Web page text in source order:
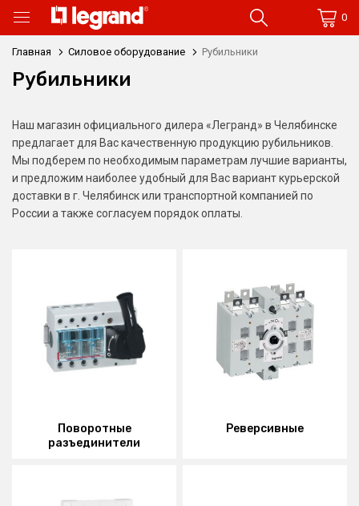
0
Главная Силовое оборудование Рубильники
Рубильники
Наш магазин официального дилера «Легранд» в Челябинске
предлагает для Вас качественную продукцию рубильников.
Мы подберем по необходимым параметрам лучшие варианты,
и предложим наиболее удобный для Вас вариант курьерской
доставки в г. Челябинск или транспортной компанией по
России а также согласуем порядок оплаты.
Поворотные
разъединители
Реверсивные